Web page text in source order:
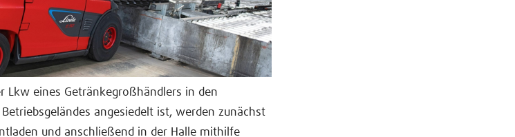
Lkw eines Getränkegroßhändlers in den
angesiedelt ist, werden zunächst
und anschließend in der Halle mithilfe